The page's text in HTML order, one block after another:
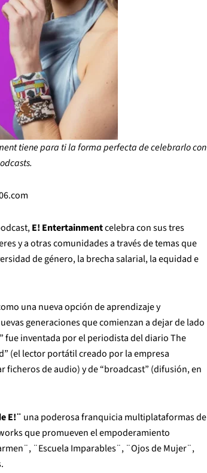
tiene para ti la forma perfecta de celebrarlo con
E! Entertainmentcelebra con sus tres
y a otras comunidades a través de temas que
de género, la brecha salarial, la equidad e
una nueva opción de aprendizaje y
generaciones que comienzan a dejar de lado
fue inventada por el periodista del diario The
(el lector portátil creado por la empresa
de audio) y de “broadcast” (difusión, en
E!¨ una poderosa franquicia multiplataformas de
que promueven el empoderamiento
¨Escuela Imparables¨, ¨Ojos de Mujer¨,